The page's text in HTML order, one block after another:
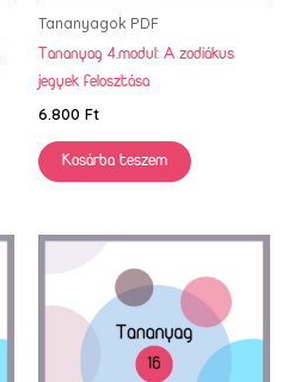
Tananyagok PDF
Tananyag 4.modul: A zodiákus
jegyek felosztása
6.800 Ft
Kosárba teszem